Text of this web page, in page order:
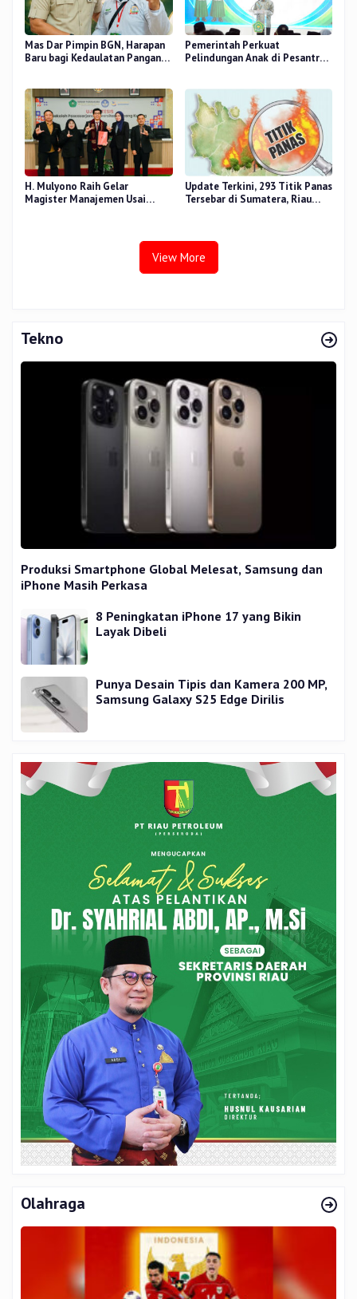
Mas Dar Pimpin BGN, Harapan
Baru bagi Kedaulatan Pangan
Pemerintah Perkuat
Pelindungan Anak di Pesantren
H. Mulyono Raih Gelar
Magister Manajemen Usai
Update Terkini, 293 Titik Panas
Tersebar di Sumatera, Riau
View More
Tekno
Produksi Smartphone Global Melesat, Samsung dan
iPhone Masih Perkasa
8 Peningkatan iPhone 17 yang Bikin
Layak Dibeli
Punya Desain Tipis dan Kamera 200 MP,
Samsung Galaxy S25 Edge Dirilis
Olahraga